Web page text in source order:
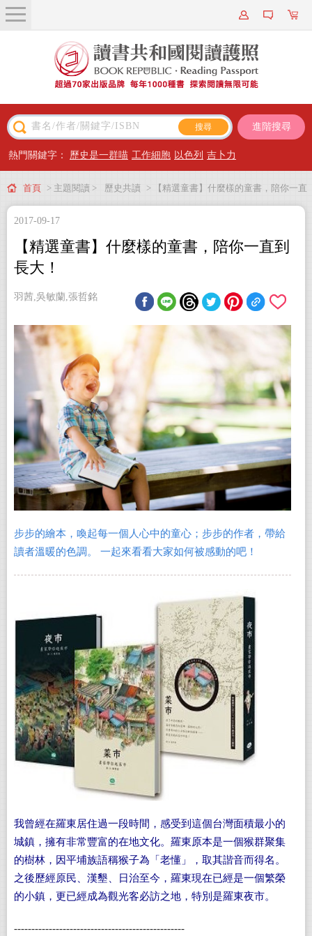
關於我們
近期新書
主題閱讀
出版專區
會員專屬
會員儲值方案
進階搜尋
熱門關鍵字： 歷史是一群喵 工作細胞 以色列 吉卜力
首頁 > 主題閱讀 > 歷史共讀 > 【精選童書】什麼樣的童書，陪你一直
到長大！
2017-09-17
【精選童書】什麼樣的童書，陪你一直到
長大！
羽茜,吳敏蘭,張哲銘
步步的繪本，喚起每一個人心中的童心；步步的作者，帶給
讀者溫暖的色調。 一起來看看大家如何被感動的吧！
我曾經在羅東居住過一段時間，感受到這個台灣面積最小的
城鎮，擁有非常豐富的在地文化。羅東原本是一個猴群聚集
的樹林，因平埔族語稱猴子為「老懂」，取其諧音而得名。
之後歷經原民、漢墾、日治至今，羅東現在已經是一個繁榮
的小鎮，更已經成為觀光客必訪之地，特別是羅東夜市。
-------------------------------------------------